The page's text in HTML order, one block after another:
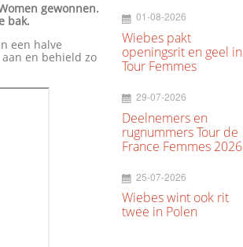
gewonnen.
bak.
een halve
en behield zo
01-08-2026
Wiebes pakt
openingsrit en geel in
Tour Femmes
29-07-2026
Deelnemers en
rugnummers Tour de
France Femmes 2026
25-07-2026
Wiebes wint ook rit
twee in Polen